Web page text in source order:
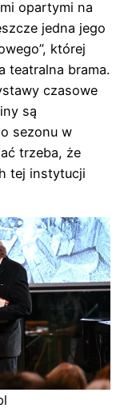
opartymi na
jedna jego
której
teatralna brama.
czasowe
są
sezonu w
trzeba, że
tej instytucji